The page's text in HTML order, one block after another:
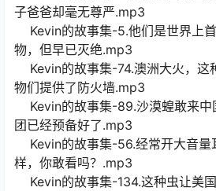
子爸爸却毫无尊严.mp3
Kevin的故事集-5.他们是世界上
物，但早已灭绝.mp3
Kevin的故事集-74.澳洲大火，这
物们提供了防火墙.mp3
Kevin的故事集-89.沙漠蝗敢来中
团已经预备好了.mp3
Kevin的故事集-56.经常开大音量
样，你敢看吗？.mp3
Kevin的故事集-134.这种虫让美